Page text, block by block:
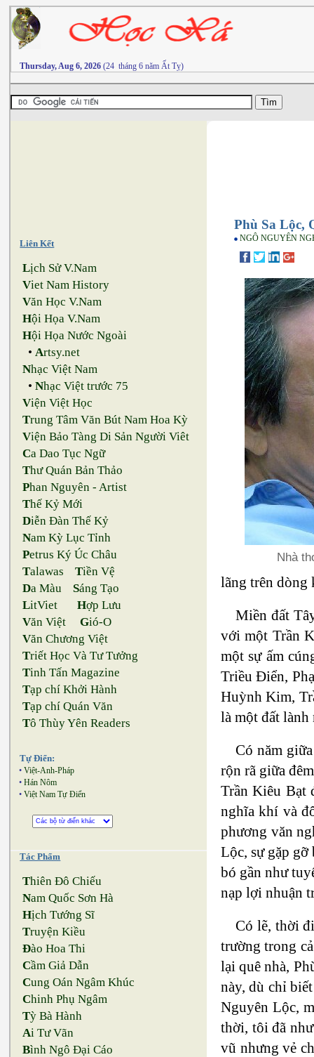
Thursday, Aug 6, 2026 (24 tháng 6 năm Ất Tỵ)
Liên Kết
Lịch Sử V.Nam
Viet Nam History
Văn Học V.Nam
Hội Họa V.Nam
Hội Họa Nước Ngoài
•Artsy.net
Nhạc Việt Nam
•Nhạc Việt trước 75
Viện Việt Học
Trung Tâm Văn Bút Nam Hoa Kỳ
Viện Bảo Tàng Di Sản Người Viêt
Ca Dao Tục Ngữ
Thư Quán Bản Thảo
Phan Nguyên - Artist
Thế Kỷ Mới
Diễn Đàn Thế Kỷ
Nam Kỳ Lục Tỉnh
Petrus Ký Úc Châu
Talawas Tiền Vệ
Da Màu Sáng Tạo
LitViet Hợp Lưu
Văn Việt Gió-O
Văn Chương Việt
Triết Học Và Tư Tưởng
Tinh Tấn Magazine
Tạp chí Khởi Hành
Tạp chí Quán Văn
Tô Thùy Yên Readers
Tự Điển:
• Việt-Anh-Pháp
• Hán Nôm
• Việt Nam Tự Điển
Tác Phẩm
Thiên Đô Chiếu
Nam Quốc Sơn Hà
Hịch Tướng Sĩ
Truyện Kiều
Đào Hoa Thi
Cầm Giả Dẫn
Cung Oán Ngâm Khúc
Chinh Phụ Ngâm
Tỳ Bà Hành
Ai Tư Vãn
Bình Ngô Đại Cáo
Phù Sa Lộc,
NGÔ NGUYÊN
Nhà
lãng trên dòng
Miền đất
với một Trần
một sự ấm
Triều Điển,
Huỳnh Kim,
là một đất
Có năm
rộn rã giữa
Trần Kiêu Bạt
nghĩa khí và
phương văn
Lộc, sự gặp gỡ
bó gần như
nạp lợi nhuận
Có lẽ, thời
trường trong
lại quê nhà,
này, dù chỉ
Nguyên Lộc,
thời, tôi đã
vũ nhưng vẻ